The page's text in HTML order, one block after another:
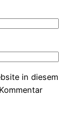
in diesem